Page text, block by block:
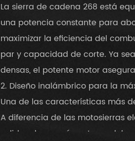
La sierra de cadena 268 está
una potencia constante para
maximizar la eficiencia del
par y capacidad de corte. Ya
densas, el potente motor
2. Diseño inalámbrico para la
Una de las características más
A diferencia de las motosierras
salidas de energía, este